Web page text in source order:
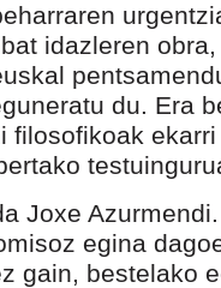
idazleren
du. Era
filosofikoak
Joxe
egina
gain, bestelako